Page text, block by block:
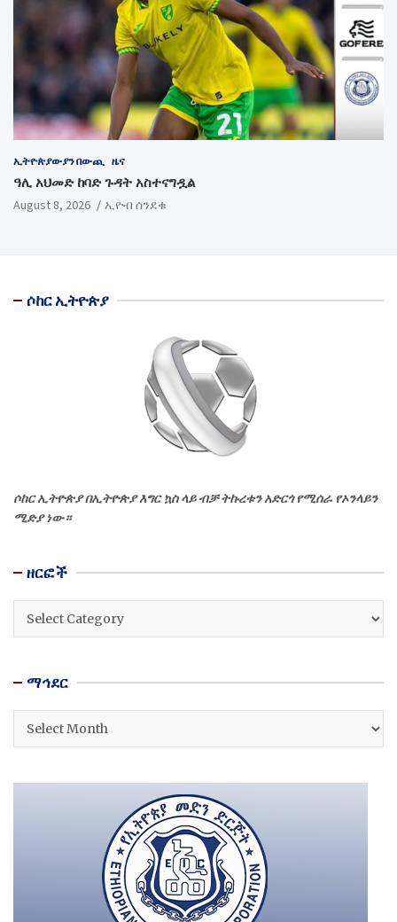
ኢትዮጵያውያን በውጪ ዜና
ዓሊ አህመድ ከባድ ጉዳት አስተናግዷል
August 8, 2026 ኢዮብ ሰንደቁ
ሶከር ኢትዮጵያ
ሶከር ኢትዮጵያ በኢትዮጵያ እግር ኳስ ላይ ብቻ ትኩረቱን አድርጎ የሚሰራ የኦንላይን
ሚድያ ነው።
ዘርፎች
ዘርፎች
ማኅደር
ማኅደር